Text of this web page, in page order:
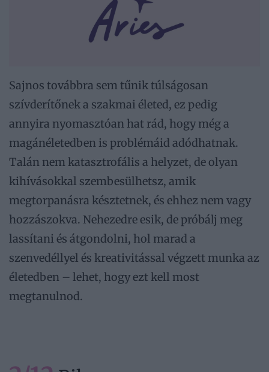
Sajnos továbbra sem tűnik túlságosan
szívderítőnek a szakmai életed, ez pedig
annyira nyomasztóan hat rád, hogy még a
magánéletedben is problémáid adódhatnak.
Talán nem katasztrofális a helyzet, de olyan
kihívásokkal szembesülhetsz, amik
megtorpanásra késztetnek, és ehhez nem vagy
hozzászokva. Nehezedre esik, de próbálj meg
lassítani és átgondolni, hol marad a
szenvedéllyel és kreativitással végzett munka az
életedben – lehet, hogy ezt kell most
megtanulnod.